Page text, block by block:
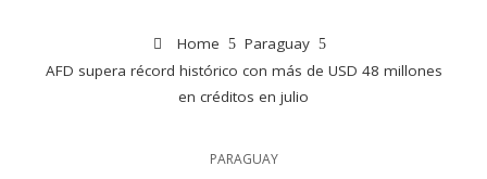
Home
Paraguay
AFD supera récord histórico con más de USD 48 millones
en créditos en julio
PARAGUAY